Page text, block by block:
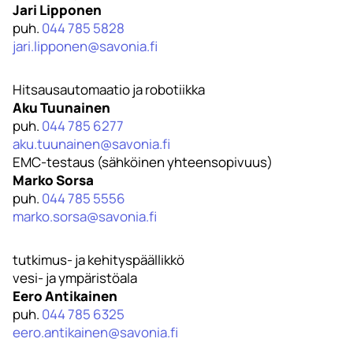
Jari Lipponen
puh. 044 785 5828
jari.lipponen@savonia.fi
Hitsausautomaatio ja robotiikka
Aku Tuunainen
puh. 044 785 6277
aku.tuunainen@savonia.fi
EMC-testaus (sähköinen yhteensopivuus)
Marko Sorsa
puh. 044 785 5556
marko.sorsa@savonia.fi
tutkimus- ja kehityspäällikkö
vesi- ja ympäristöala
Eero Antikainen
puh. 044 785 6325
eero.antikainen@savonia.fi